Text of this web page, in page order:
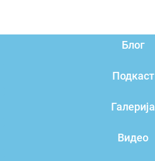
Блог
Подкаст
Галерија
Видео